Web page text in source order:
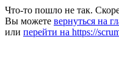
Что-то пошло не так.
Вы можете вернуться на
или перейти на https://